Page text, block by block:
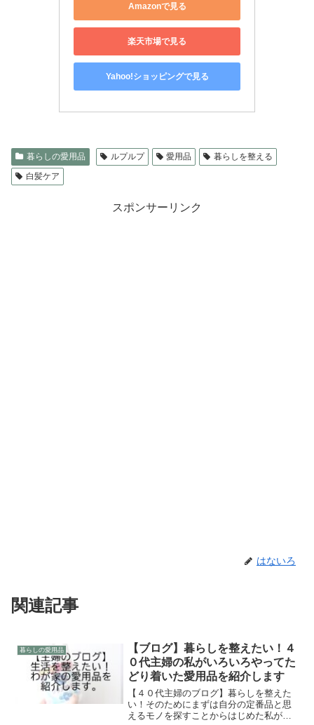
Amazonで見る
楽天市場で見る
Yahoo!ショッピングで見る
暮らしの愛用品 ルプルプ 愛用品
暮らしを整える
白髪ケア
スポンサーリンク
はないろ
関連記事
暮らしの愛用品
【ブログ】暮らしを整えたい！４
０代主婦の私がいろいろやってた
どり着いた愛用品を紹介します
【４０代主婦のブログ】暮らしを整えた
い！そのためにまずは自分の定番品と思
えるモノを探すことからはじめた私がい